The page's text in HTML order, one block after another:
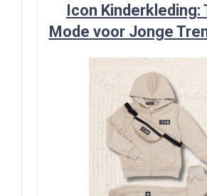
Icon Kinderkleding:
Mode voor Jonge